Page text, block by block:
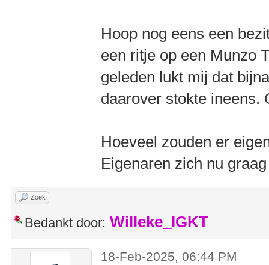
Hoop nog eens een
een ritje op een Munzo
geleden lukt mij dat
daarover stokte ineens.
Hoeveel zouden er
Eigenaren zich nu
Zoek
Bedankt door: Willeke_IGKT
18-Feb-2025, 06:44 PM